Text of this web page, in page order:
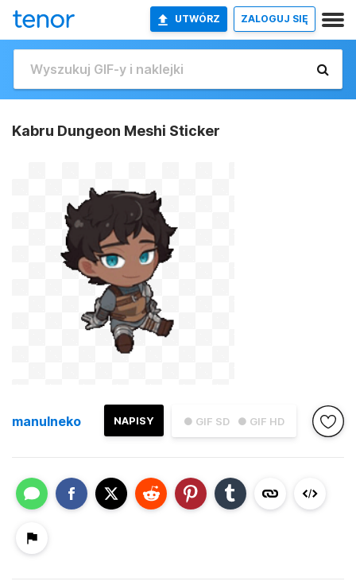
UTWÓRZ ZALOGUJ SIĘ
Kabru Dungeon Meshi Sticker
● GIF SD ● GIF HD
NAPISY
manulneko